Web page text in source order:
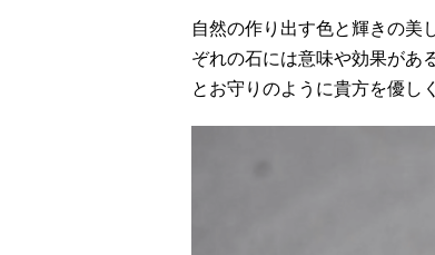
自然の作り出す色と輝きの美
ぞれの石には意味や効果があ
とお守りのように貴方を優し